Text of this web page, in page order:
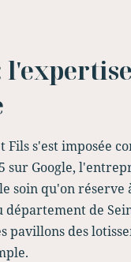
Fils s'est imposée
sur Google,
soin qu'on
département de
des